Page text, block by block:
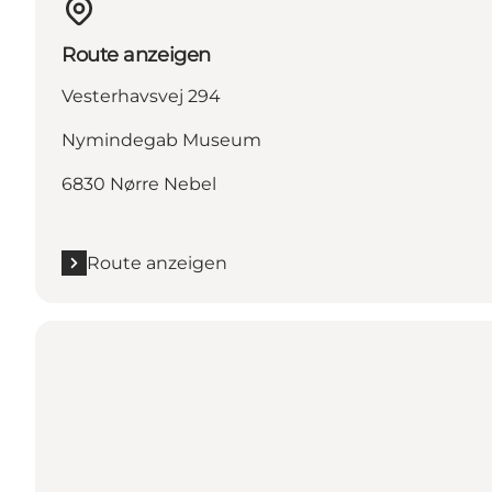
Route anzeigen
Vesterhavsvej 294
Nymindegab Museum
6830 Nørre Nebel
Route anzeigen